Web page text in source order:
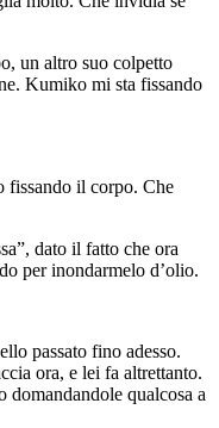
un altro suo colpetto
Kumiko mi sta fissando
fissando il corpo. Che
dato il fatto che ora
per inondarmelo d’olio.
passato fino adesso.
ora, e lei fa altrettanto.
domandandole qualcosa a